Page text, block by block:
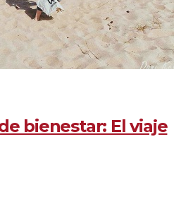
bienestar: El viaje